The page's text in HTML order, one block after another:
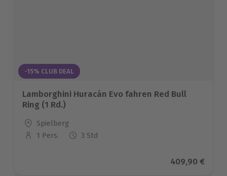
-15% CLUB DEAL
Lamborghini Huracán Evo fahren Red Bull
Ring (1 Rd.)
Standort
Spielberg
Anzahl der Teilnehmer
1 Pers. 3 Std
Aktueller
409,90 €